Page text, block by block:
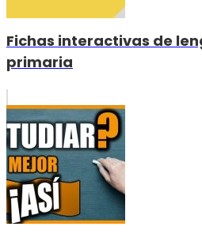
Fichas interactivas de
primaria